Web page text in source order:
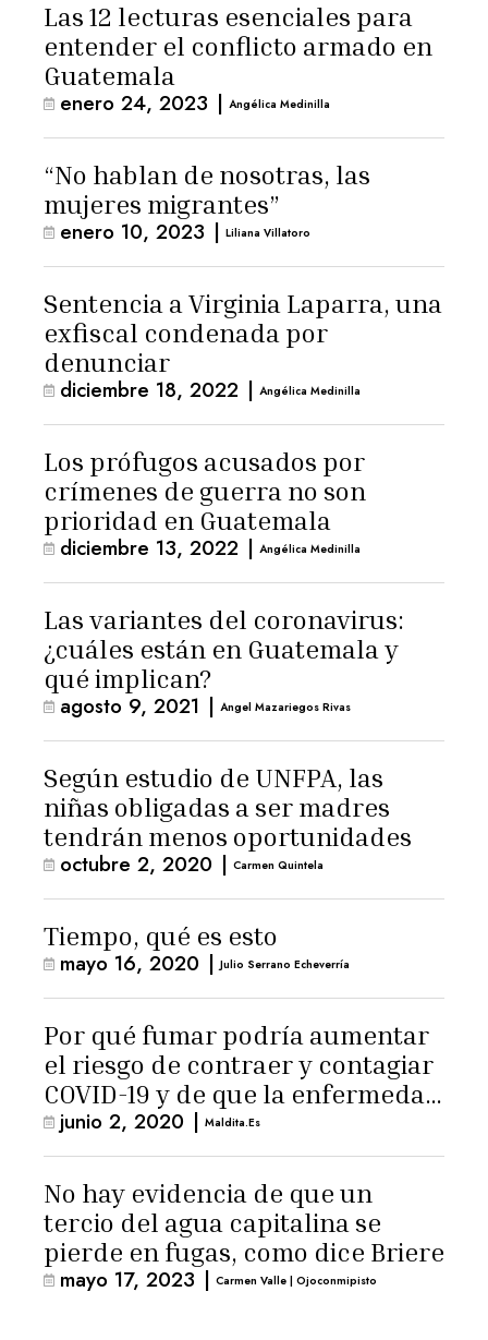
Las 12 lecturas esenciales para
entender el conflicto armado en
Guatemala
enero 24, 2023 | Angélica Medinilla
“No hablan de nosotras, las
mujeres migrantes”
enero 10, 2023 | Liliana Villatoro
Sentencia a Virginia Laparra, una
exfiscal condenada por
denunciar
diciembre 18, 2022 | Angélica Medinilla
Los prófugos acusados por
crímenes de guerra no son
prioridad en Guatemala
diciembre 13, 2022 | Angélica Medinilla
Las variantes del coronavirus:
¿cuáles están en Guatemala y
qué implican?
agosto 9, 2021 | Angel Mazariegos Rivas
Según estudio de UNFPA, las
niñas obligadas a ser madres
tendrán menos oportunidades
octubre 2, 2020 | Carmen Quintela
Tiempo, qué es esto
mayo 16, 2020 | Julio Serrano Echeverría
Por qué fumar podría aumentar
el riesgo de contraer y contagiar
COVID-19 y de que la enfermedad
sea más grave
junio 2, 2020 | Maldita.es
No hay evidencia de que un
tercio del agua capitalina se
pierde en fugas, como dice Briere
mayo 17, 2023 | Carmen Valle | Ojoconmipisto